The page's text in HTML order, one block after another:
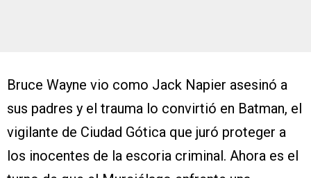
Bruce Wayne vio como Jack Napier asesinó a
sus padres y el trauma lo convirtió en Batman, el
vigilante de Ciudad Gótica que juró proteger a
los inocentes de la escoria criminal. Ahora es el